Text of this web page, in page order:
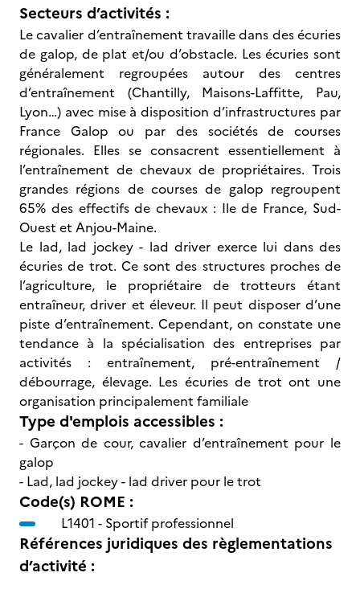
Secteurs d’activités :
Le cavalier d’entraînement travaille dans des écuries
de galop, de plat et/ou d’obstacle. Les écuries sont
généralement regroupées autour des centres
d’entraînement (Chantilly, Maisons-Laffitte, Pau,
Lyon…) avec mise à disposition d’infrastructures par
France Galop ou par des sociétés de courses
régionales. Elles se consacrent essentiellement à
l’entraînement de chevaux de propriétaires. Trois
grandes régions de courses de galop regroupent
65% des effectifs de chevaux : Ile de France, Sud-
Ouest et Anjou-Maine.
Le lad, lad jockey - lad driver exerce lui dans des
écuries de trot. Ce sont des structures proches de
l’agriculture, le propriétaire de trotteurs étant
entraîneur, driver et éleveur. Il peut disposer d’une
piste d’entraînement. Cependant, on constate une
tendance à la spécialisation des entreprises par
activités : entraînement, pré-entraînement /
débourrage, élevage. Les écuries de trot ont une
organisation principalement familiale
Type d'emplois accessibles :
- Garçon de cour, cavalier d’entraînement pour le
galop
- Lad, lad jockey - lad driver pour le trot
Code(s) ROME :
L1401 - Sportif professionnel
Références juridiques des règlementations
d’activité :